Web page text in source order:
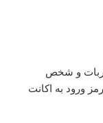
ربات و شخص
ورود به اکانت